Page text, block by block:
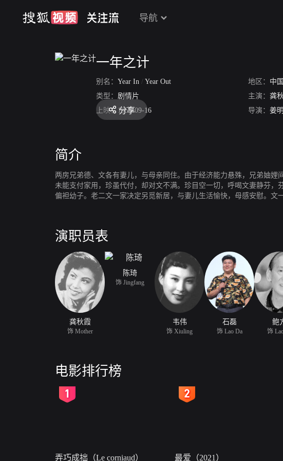
导航
一年之计
别名： Year In / Year Out 地区： 中
类型： 剧情片 主演： 龚
上映： 1955-09-16 导演： 姜明
分享
简介
两房兄弟德、文各有妻儿，与母亲同住。由于经济能力悬殊，兄弟妯
未能支付家用，珍虽代付，却对文不满。珍目空一切，呼喝文妻静芬
偏袒幼子。老二文一家决定另觅新居，与妻儿生活愉快，母感安慰。
演职员表
龚秋霞
饰 Mother
陈琦
饰 Jingfang
韦伟
饰 Xiuling
石磊
饰 Lao Da
鲍
饰
电影排行榜
弄巧成拙（Le corniaud） 最爱（2021）